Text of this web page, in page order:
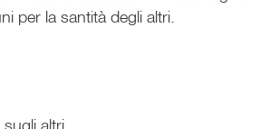
per la santità degli altri.
altri.